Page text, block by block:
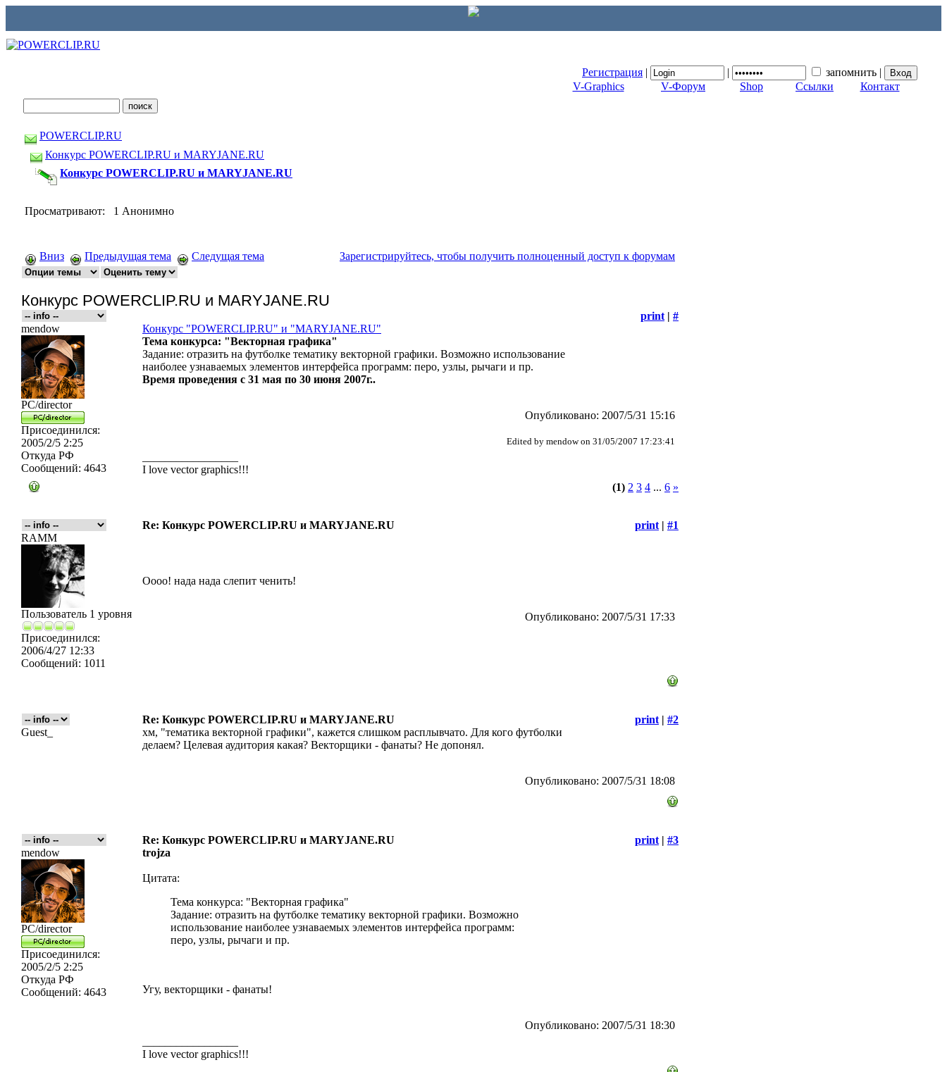
Регистрация | | запомнить |
V-Graphics
V-Форум Shop Ссылки Контакт
POWERCLIP.RU
Конкурс POWERCLIP.RU и MARYJANE.RU
Конкурс POWERCLIP.RU и MARYJANE.RU
Просматривают: 1 Анонимно
Вниз Предыдущая тема Следущая тема Зарегистрируйтесь, чтобы получить полноценный доступ к форумам
Конкурс POWERCLIP.RU и MARYJANE.RU
print | #
mendow
PC/director
Присоединился:
2005/2/5 2:25
Откуда РФ
Сообщений: 4643
Конкурс "POWERCLIP.RU" и "MARYJANE.RU"
Тема конкурса: "Векторная графика"
Задание: отразить на футболке тематику векторной графики. Возможно использование
наиболее узнаваемых элементов интерфейса программ: перо, узлы, рычаги и пр.
Время проведения с 31 мая по 30 июня 2007г..
Опубликовано: 2007/5/31 15:16
Edited by mendow on 31/05/2007 17:23:41
I love vector graphics!!!
(1) 2 3 4 ... 6 »
Re: Конкурс POWERCLIP.RU и MARYJANE.RU print | #1
RAMM
Пользователь 1 уровня
Присоединился:
2006/4/27 12:33
Сообщений: 1011
Оооо! нада нада слепит ченить!
Опубликовано: 2007/5/31 17:33
Re: Конкурс POWERCLIP.RU и MARYJANE.RU print | #2
Guest_
хм, "тематика векторной графики", кажется слишком расплывчато. Для кого футболки
делаем? Целевая аудитория какая? Векторщики - фанаты? Не допонял.
Опубликовано: 2007/5/31 18:08
Re: Конкурс POWERCLIP.RU и MARYJANE.RU print | #3
mendow
PC/director
Присоединился:
2005/2/5 2:25
Откуда РФ
Сообщений: 4643
trojza
Цитата:
Тема конкурса: "Векторная графика"
Задание: отразить на футболке тематику векторной графики. Возможно
использование наиболее узнаваемых элементов интерфейса программ:
перо, узлы, рычаги и пр.
Угу, векторщики - фанаты!
Опубликовано: 2007/5/31 18:30
I love vector graphics!!!